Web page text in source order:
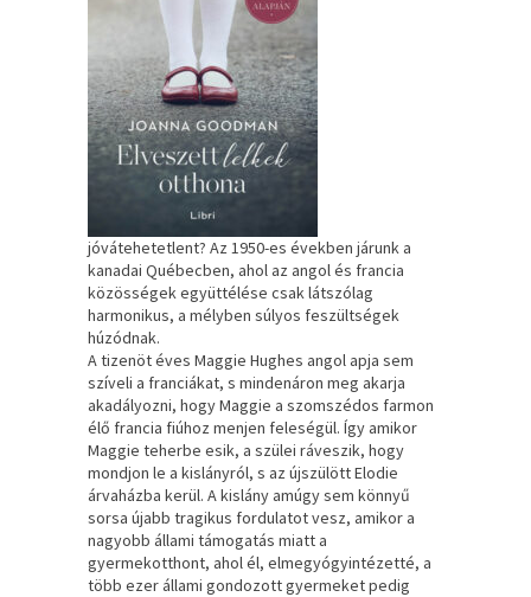
jóvátehetetlent? Az 1950-es években járunk a
kanadai Québecben, ahol az angol és francia
közösségek együttélése csak látszólag
harmonikus, a mélyben súlyos feszültségek
húzódnak.
A tizenöt éves Maggie Hughes angol apja sem
szíveli a franciákat, s mindenáron meg akarja
akadályozni, hogy Maggie a szomszédos farmon
élő francia fiúhoz menjen feleségül. Így amikor
Maggie teherbe esik, a szülei ráveszik, hogy
mondjon le a kislányról, s az újszülött Elodie
árvaházba kerül. A kislány amúgy sem könnyű
sorsa újabb tragikus fordulatot vesz, amikor a
nagyobb állami támogatás miatt a
gyermekotthont, ahol él, elmegyógyintézetté, a
több ezer állami gondozott gyermeket pedig